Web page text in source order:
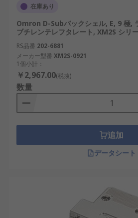
在庫あり
Omron D-Subバックシェル, E, 9 極,
ブチレンテレフタレート, XM2S シリ
RS品番 202-6881
メーカー型番 XM2S-0921
1個小計：
￥2,967.00(税抜)
数量
追加
データシート